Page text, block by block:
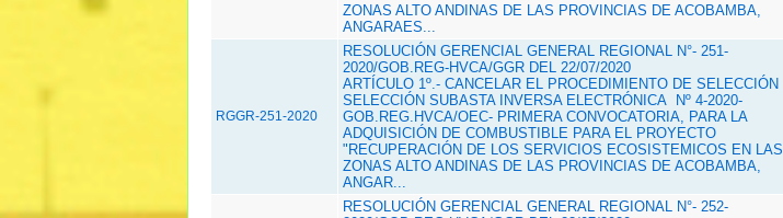
ZONAS ALTO ANDINAS DE LAS PROVINCIAS DE ACOBAMBA,
ANGARAES...
RGGR-251-2020
RESOLUCIÓN GERENCIAL GENERAL REGIONAL N°- 251-
2020/GOB.REG-HVCA/GGR DEL 22/07/2020
ARTÍCULO 1º.- CANCELAR EL PROCEDIMIENTO DE SELECCIÓN
SELECCIÓN SUBASTA INVERSA ELECTRÓNICA Nº 4-2020-
GOB.REG.HVCA/OEC- PRIMERA CONVOCATORIA, PARA LA
ADQUISICIÓN DE COMBUSTIBLE PARA EL PROYECTO
"RECUPERACIÓN DE LOS SERVICIOS ECOSISTEMICOS EN LAS
ZONAS ALTO ANDINAS DE LAS PROVINCIAS DE ACOBAMBA,
ANGAR...
RESOLUCIÓN GERENCIAL GENERAL REGIONAL N°- 252-